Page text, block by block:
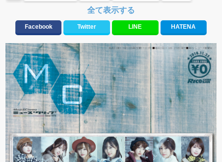
全て表示する
Facebook Twitter LINE HATENA